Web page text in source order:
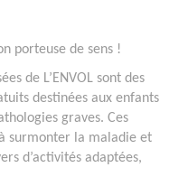
porteuse de sens !
de L’ENVOL sont des
destinées aux enfants
graves. Ces
surmonter la maladie et
d’activités adaptées,